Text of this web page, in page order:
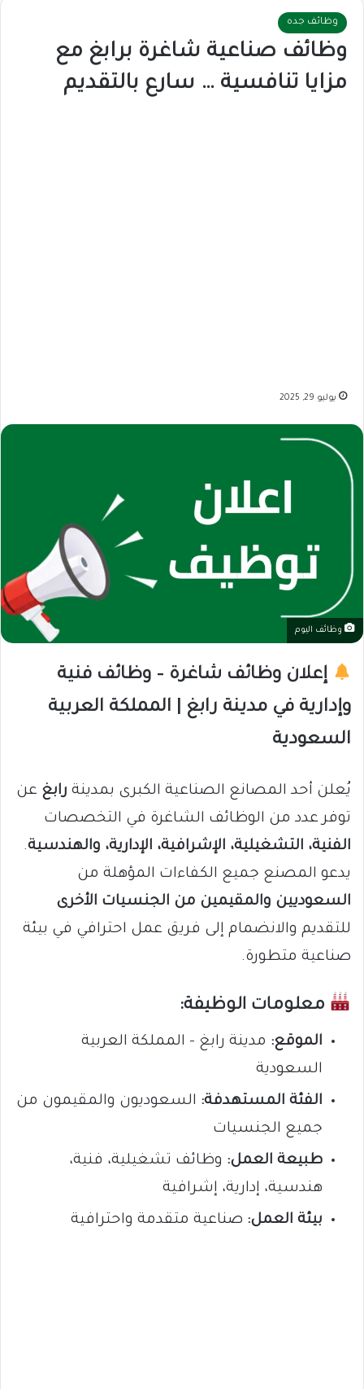
وظائف جده
وظائف صناعية شاغرة برابغ مع
مزايا تنافسية … سارع بالتقديم
يوليو 29, 2025
وظائف اليوم
إعلان وظائف شاغرة – وظائف فنية
وإدارية في مدينة رابغ | المملكة العربية
السعودية
يُعلن أحد المصانع الصناعية الكبرى بمدينة رابغ عن
توفر عدد من الوظائف الشاغرة في التخصصات
الفنية، التشغيلية، الإشرافية، الإدارية، والهندسية.
يدعو المصنع جميع الكفاءات المؤهلة من
السعوديين والمقيمين من الجنسيات الأخرى
للتقديم والانضمام إلى فريق عمل احترافي في بيئة
صناعية متطورة.
معلومات الوظيفة:
الموقع: مدينة رابغ – المملكة العربية
السعودية
الفئة المستهدفة: السعوديون والمقيمون من
جميع الجنسيات
طبيعة العمل: وظائف تشغيلية، فنية،
هندسية، إدارية، إشرافية
بيئة العمل: صناعية متقدمة واحترافية